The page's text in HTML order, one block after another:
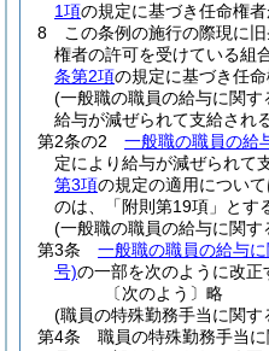
1項の規定に基づき任命権
8
この条例の施行の際現に
権者の許可を受けている組
条第2項の規定に基づき任
(一般職の職員の給与に関
給与が減ぜられて支給され
第2条の2
一般職の職員の給
定により給与が減ぜられて
第3項の規定の適用について
のは、「附則第19項」とす
(一般職の職員の給与に関す
第3条
一般職の職員の給与に
号)の一部を次のように改正
〔次のよう〕略
(職員の特殊勤務手当に関す
第4条
職員の特殊勤務手当に